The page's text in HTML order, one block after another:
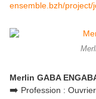
ensemble.bzh/project/
Merlin GABA
➡️ Profession :